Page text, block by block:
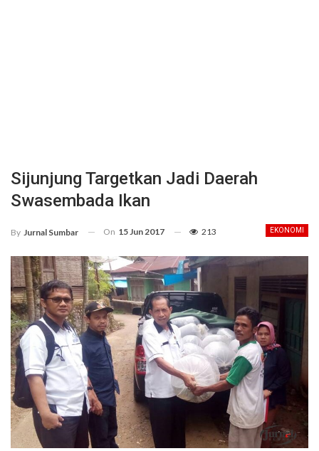
Sijunjung Targetkan Jadi Daerah
Swasembada Ikan
EKONOMI
By Jurnal Sumbar On 15 Jun 2017 213